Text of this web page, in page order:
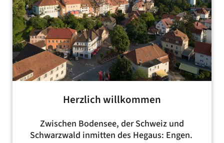
Herzlich willkommen
Zwischen Bodensee, der Schweiz und
Schwarzwald inmitten des Hegaus: Engen.